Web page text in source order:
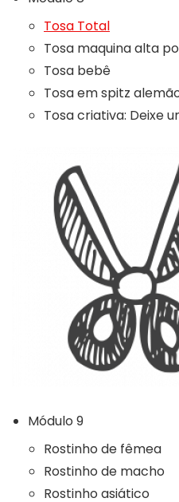
Tosa Total
Tosa maquina alta
Tosa bebê
Tosa em spitz
Tosa criativa: Deixe
Módulo 9
Rostinho de fêmea
Rostinho de macho
Rostinho asiático